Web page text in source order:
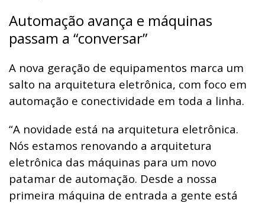
Automação avança e máquinas
passam a “conversar”
A nova geração de equipamentos marca um
salto na arquitetura eletrônica, com foco em
automação e conectividade em toda a linha.
“A novidade está na arquitetura eletrônica.
Nós estamos renovando a arquitetura
eletrônica das máquinas para um novo
patamar de automação. Desde a nossa
primeira máquina de entrada a gente está